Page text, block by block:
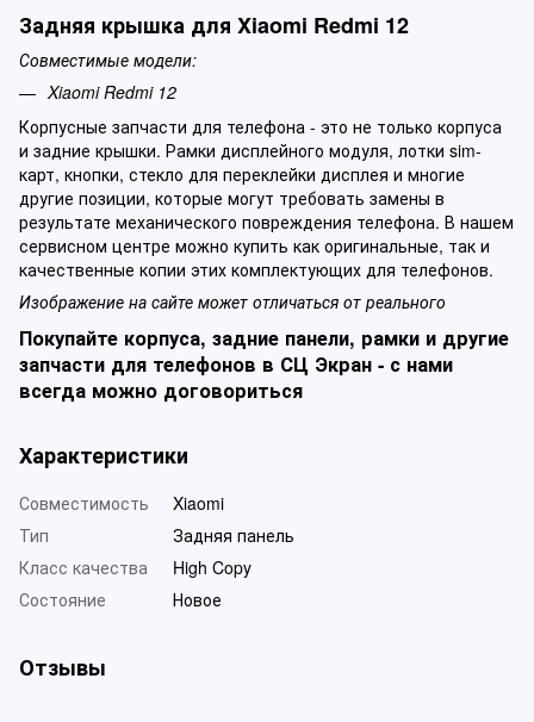
Задняя крышка для Xiaomi Redmi 12
Совместимые модели:
Xiaomi Redmi 12
Корпусные запчасти для телефона - это не только корпуса
и задние крышки. Рамки дисплейного модуля, лотки sim-
карт, кнопки, стекло для переклейки дисплея и многие
другие позиции, которые могут требовать замены в
результате механического повреждения телефона. В нашем
сервисном центре можно купить как оригинальные, так и
качественные копии этих комплектующих для телефонов.
Изображение на сайте может отличаться от реального
Покупайте корпуса, задние панели, рамки и другие
запчасти для телефонов в СЦ Экран - с нами
всегда можно договориться
Характеристики
Совместимость
Xiaomi
Тип
Задняя панель
Класс качества
High Copy
Состояние
Новое
Отзывы